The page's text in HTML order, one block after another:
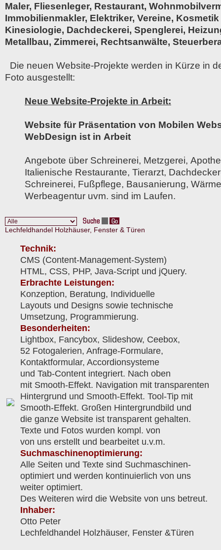
Maler, Fliesenleger, Restaurant,
Immobilienmakler, Elektriker, Vereine,
Kinesiologie, Dachdeckerei, Spenglerei,
Metallbau, Zimmerei, Rechtsanwälte,
Die neuen Website-Projekte werden in Kürze in
Foto ausgestellt:
Neue Website-Projekte in Arbeit:
Website für Präsentation von Mobilen
WebDesign ist in Arbeit
Angebote über Schreinerei, Metzgerei,
Italienische Restaurante, Tierarzt,
Schreinerei, Fußpflege, Bausanierung,
Werbeagentur uvm. sind im Laufen.
Lechfeldhandel Holzhäuser, Fenster & Türen
Technik:
CMS (Content-Management-System)
HTML, CSS, PHP, Java-Script und jQuery.
Erbrachte Leistungen:
Konzeption, Beratung, Individuelle
Layouts und Designs sowie technische
Umsetzung, Programmierung.
Besonderheiten:
Lightbox, Fancybox, Slideshow, Ceebox,
52 Fotogalerien, Anfrage-Formulare,
Kontaktformular, Accordionsysteme
und Tab-Content integriert. Nach oben
mit Smooth-Effekt. Navigation mit transparenten
Hintergrund und Smooth-Effekt. Tool-Tip mit
Smooth-Effekt. Großen Hintergrundbild und
die ganze Website ist transparent gehalten.
Texte und Fotos wurden kompl. von
von uns erstellt und bearbeitet u.v.m.
Suchmaschinenoptimierung:
Alle Seiten und Texte sind Suchmaschinen-
optimiert und werden kontinuierlich von uns
weiter optimiert.
Des Weiteren wird die Website von uns betreut.
Inhaber:
Otto Peter
Lechfeldhandel Holzhäuser, Fenster &Türen